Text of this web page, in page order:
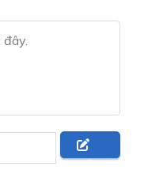
Gửi